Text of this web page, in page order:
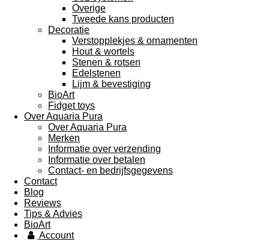
Overige
Tweede kans producten
Decoratie
Verstopplekjes & ornamenten
Hout & wortels
Stenen & rotsen
Edelstenen
Lijm & bevestiging
BioArt
Fidget toys
Over Aquaria Pura
Over Aquaria Pura
Merken
Informatie over verzending
Informatie over betalen
Contact- en bedrijfsgegevens
Contact
Blog
Reviews
Tips & Advies
BioArt
Account